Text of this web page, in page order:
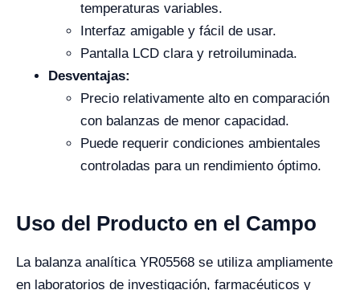
temperaturas variables.
Interfaz amigable y fácil de usar.
Pantalla LCD clara y retroiluminada.
Desventajas:
Precio relativamente alto en comparación
con balanzas de menor capacidad.
Puede requerir condiciones ambientales
controladas para un rendimiento óptimo.
Uso del Producto en el Campo
La balanza analítica YR05568 se utiliza ampliamente
en laboratorios de investigación, farmacéuticos y